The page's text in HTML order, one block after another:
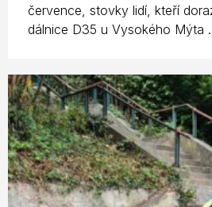
července, stovky lidí, kteří
dálnice D35 u Vysokého Mýta